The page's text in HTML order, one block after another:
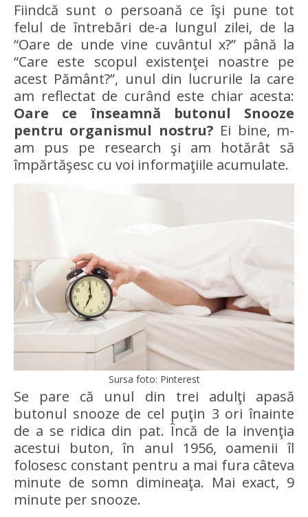
Fiindcă sunt o persoană ce îşi pune tot
felul de întrebări de-a lungul zilei, de la
“Oare de unde vine cuvântul x?” până la
“Care este scopul existenţei noastre pe
acest Pământ?”, unul din lucrurile la care
am reflectat de curând este chiar acesta:
Oare ce înseamnă butonul Snooze
pentru organismul nostru? Ei bine, m-
am pus pe research şi am hotărât să
împărtăşesc cu voi informaţiile acumulate.
Sursa foto: Pinterest
Se pare că unul din trei adulţi apasă
butonul snooze de cel puţin 3 ori înainte
de a se ridica din pat. Încă de la invenţia
acestui buton, în anul 1956, oamenii îl
folosesc constant pentru a mai fura câteva
minute de somn dimineaţa. Mai exact, 9
minute per snooze.